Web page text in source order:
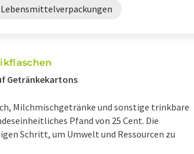
Lebensmittelverpackungen
Getränkekartons
Milchmischgetränke und sonstige trinkbare
Pfand von 25 Cent. Die
Schritt, um Umwelt und Ressourcen zu